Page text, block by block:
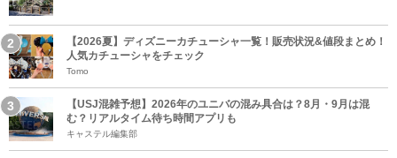
【2026夏】ディズニーカチューシャ一覧！販売状況&値段まとめ！
人気カチューシャをチェック
Tomo
【USJ混雑予想】2026年のユニバの混み具合は？8月・9月は混
む？リアルタイム待ち時間アプリも
キャステル編集部